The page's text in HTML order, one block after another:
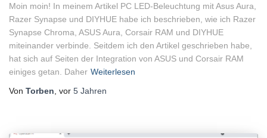
Moin moin! In meinem Artikel PC LED-Beleuchtung mit Asus Aura,
Razer Synapse und DIYHUE habe ich beschrieben, wie ich Razer
Synapse Chroma, ASUS Aura, Corsair RAM und DIYHUE
miteinander verbinde. Seitdem ich den Artikel geschrieben habe,
hat sich auf Seiten der Integration von ASUS und Corsair RAM
einiges getan. Daher Weiterlesen
Von Torben , vor 5 Jahren